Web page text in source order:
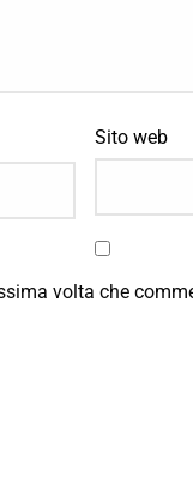
Sito web
volta che